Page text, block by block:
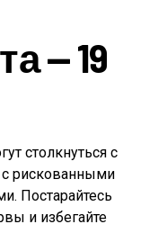
— 19
столкнуться с
рискованными
Постарайтесь
и избегайте